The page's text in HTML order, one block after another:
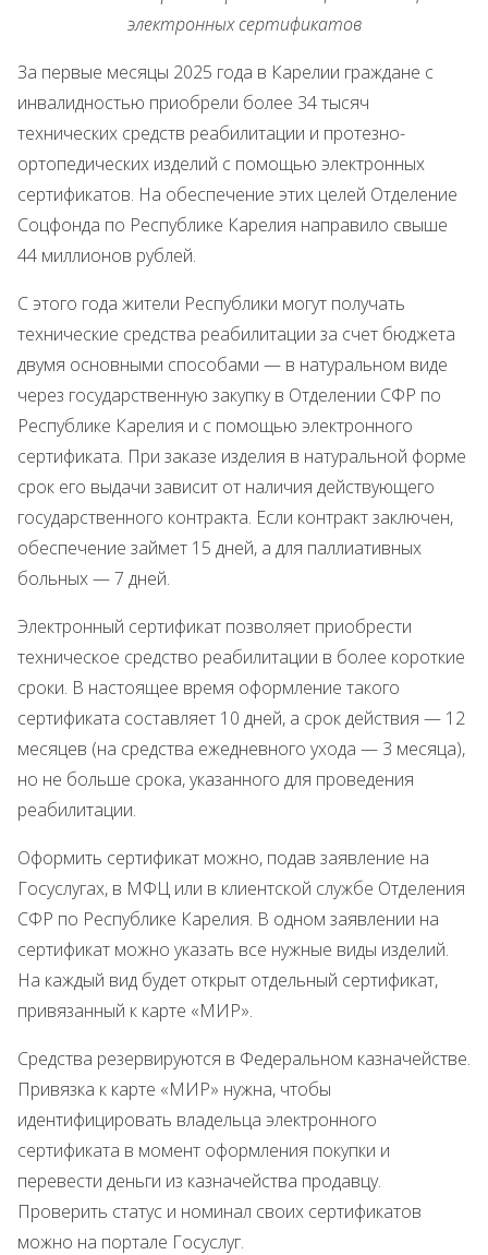
электронных сертификатов
За первые месяцы 2025 года в Карелии граждане с
инвалидностью приобрели более 34 тысяч
технических средств реабилитации и протезно-
ортопедических изделий с помощью электронных
сертификатов. На обеспечение этих целей Отделение
Соцфонда по Республике Карелия направило свыше
44 миллионов рублей.
С этого года жители Республики могут получать
технические средства реабилитации за счет бюджета
двумя основными способами — в натуральном виде
через государственную закупку в Отделении СФР по
Республике Карелия и с помощью электронного
сертификата. При заказе изделия в натуральной форме
срок его выдачи зависит от наличия действующего
государственного контракта. Если контракт заключен,
обеспечение займет 15 дней, а для паллиативных
больных — 7 дней.
Электронный сертификат позволяет приобрести
техническое средство реабилитации в более короткие
сроки. В настоящее время оформление такого
сертификата составляет 10 дней, а срок действия — 12
месяцев (на средства ежедневного ухода — 3 месяца),
но не больше срока, указанного для проведения
реабилитации.
Оформить сертификат можно, подав заявление на
Госуслугах, в МФЦ или в клиентской службе Отделения
СФР по Республике Карелия. В одном заявлении на
сертификат можно указать все нужные виды изделий.
На каждый вид будет открыт отдельный сертификат,
привязанный к карте «МИР».
Средства резервируются в Федеральном казначействе.
Привязка к карте «МИР» нужна, чтобы
идентифицировать владельца электронного
сертификата в момент оформления покупки и
перевести деньги из казначейства продавцу.
Проверить статус и номинал своих сертификатов
можно на портале Госуслуг.